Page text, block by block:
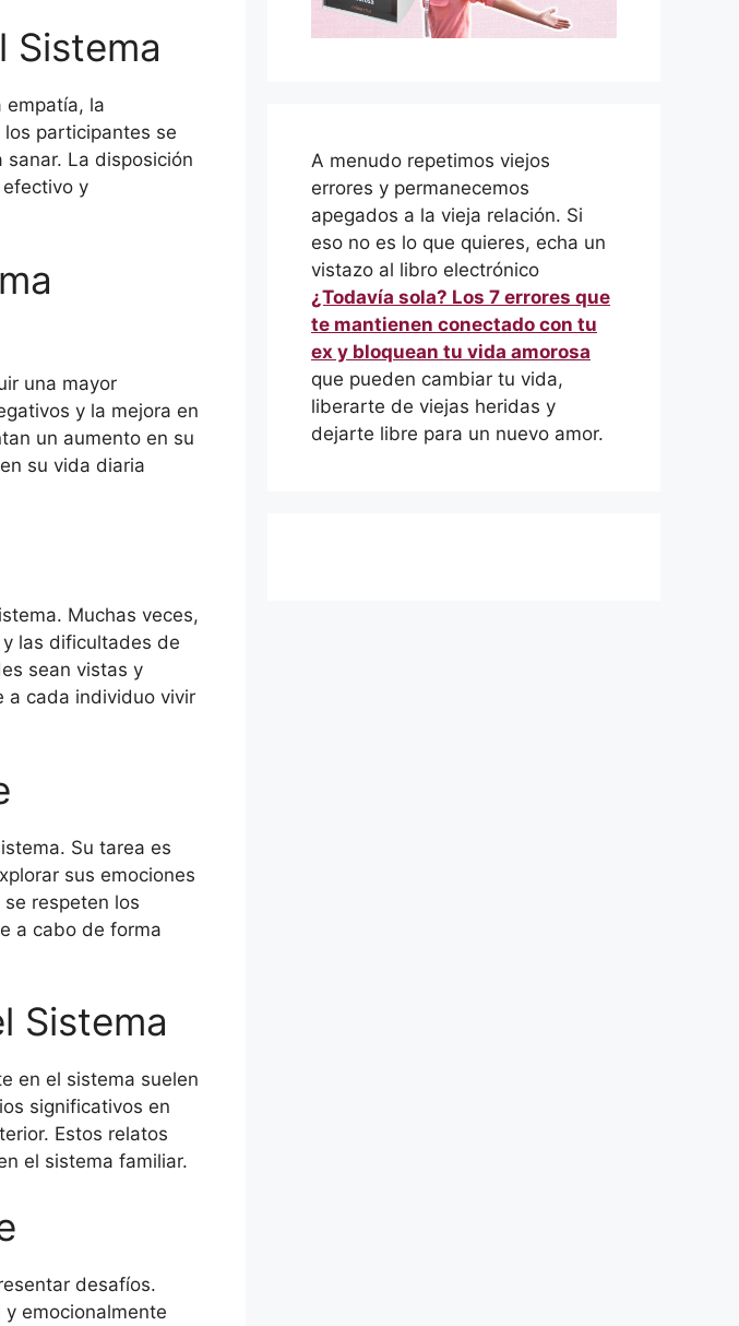
Sistema
empatía, la
participantes se
La disposición
y
una mayor
y la mejora en
un aumento en su
su vida diaria
Muchas veces,
las dificultades de
sean vistas y
a cada individuo vivir
Su tarea es
sus emociones
respeten los
a cabo de forma
Sistema
en el sistema suelen
significativos en
Estos relatos
el sistema familiar.
desafíos.
emocionalmente
A menudo repetimos viejos
errores y permanecemos
apegados a la vieja relación. Si
eso no es lo que quieres, echa un
vistazo al libro electrónico
¿Todavía sola? Los 7 errores que
te mantienen conectado con tu
ex y bloquean tu vida amorosa
que pueden cambiar tu vida,
liberarte de viejas heridas y
dejarte libre para un nuevo amor.